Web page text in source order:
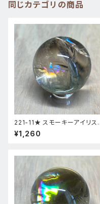
同じカテゴリの商品
221-11★ スモーキーアイリス
台座付き スフィア 天然石インテ
リア風水置物
¥1,260